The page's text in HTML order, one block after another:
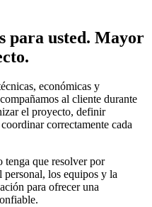
para usted. Mayor
económicas y
al cliente durante
el proyecto, definir
correctamente cada
tenga que resolver por
personal, los equipos y la
para ofrecer una